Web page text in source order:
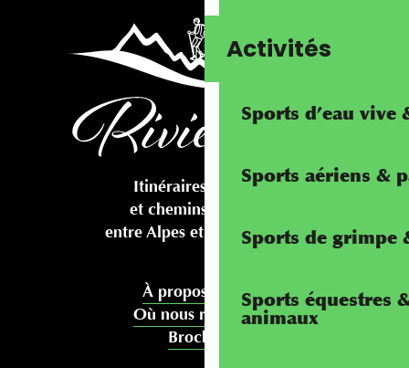
Activités
Sports d’eau vive
Sports aériens &
Sports de grimpe
Sports équestres
animaux
Itinéraires cyclables
et chemins pédestres
entre Alpes et Méditerranée
À propos de nous
Où nous rencontrer
Brochures